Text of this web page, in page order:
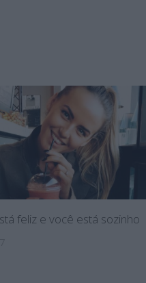
feliz e você está sozinho